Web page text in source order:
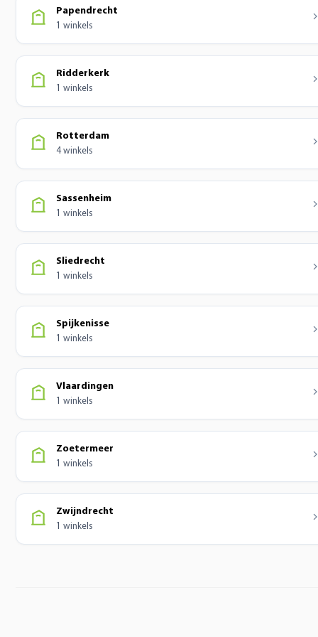
Papendrecht
1 winkels
Ridderkerk
1 winkels
Rotterdam
4 winkels
Sassenheim
1 winkels
Sliedrecht
1 winkels
Spijkenisse
1 winkels
Vlaardingen
1 winkels
Zoetermeer
1 winkels
Zwijndrecht
1 winkels